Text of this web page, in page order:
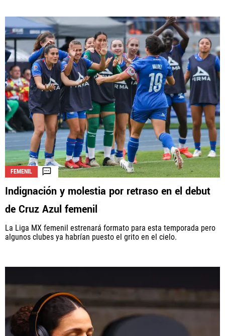
FEMENIL
Indignación y molestia por retraso en el debut
de Cruz Azul femenil
La Liga MX femenil estrenará formato para esta temporada pero
algunos clubes ya habrían puesto el grito en el cielo.